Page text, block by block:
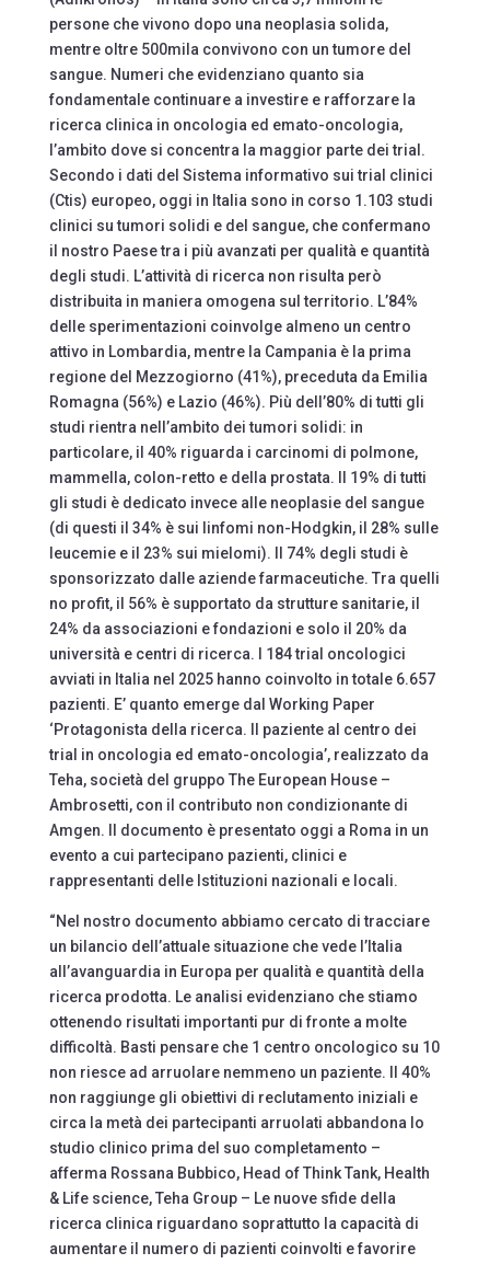
persone che vivono dopo una neoplasia solida,
mentre oltre 500mila convivono con un tumore del
sangue. Numeri che evidenziano quanto sia
fondamentale continuare a investire e rafforzare la
ricerca clinica in oncologia ed emato-oncologia,
l’ambito dove si concentra la maggior parte dei trial.
Secondo i dati del Sistema informativo sui trial clinici
(Ctis) europeo, oggi in Italia sono in corso 1.103 studi
clinici su tumori solidi e del sangue, che confermano
il nostro Paese tra i più avanzati per qualità e quantità
degli studi. L’attività di ricerca non risulta però
distribuita in maniera omogena sul territorio. L’84%
delle sperimentazioni coinvolge almeno un centro
attivo in Lombardia, mentre la Campania è la prima
regione del Mezzogiorno (41%), preceduta da Emilia
Romagna (56%) e Lazio (46%). Più dell’80% di tutti gli
studi rientra nell’ambito dei tumori solidi: in
particolare, il 40% riguarda i carcinomi di polmone,
mammella, colon-retto e della prostata. Il 19% di tutti
gli studi è dedicato invece alle neoplasie del sangue
(di questi il 34% è sui linfomi non-Hodgkin, il 28% sulle
leucemie e il 23% sui mielomi). Il 74% degli studi è
sponsorizzato dalle aziende farmaceutiche. Tra quelli
no profit, il 56% è supportato da strutture sanitarie, il
24% da associazioni e fondazioni e solo il 20% da
università e centri di ricerca. I 184 trial oncologici
avviati in Italia nel 2025 hanno coinvolto in totale 6.657
pazienti. E’ quanto emerge dal Working Paper
‘Protagonista della ricerca. Il paziente al centro dei
trial in oncologia ed emato-oncologia’, realizzato da
Teha, società del gruppo The European House –
Ambrosetti, con il contributo non condizionante di
Amgen. Il documento è presentato oggi a Roma in un
evento a cui partecipano pazienti, clinici e
rappresentanti delle Istituzioni nazionali e locali.
“Nel nostro documento abbiamo cercato di tracciare
un bilancio dell’attuale situazione che vede l’Italia
all’avanguardia in Europa per qualità e quantità della
ricerca prodotta. Le analisi evidenziano che stiamo
ottenendo risultati importanti pur di fronte a molte
difficoltà. Basti pensare che 1 centro oncologico su 10
non riesce ad arruolare nemmeno un paziente. Il 40%
non raggiunge gli obiettivi di reclutamento iniziali e
circa la metà dei partecipanti arruolati abbandona lo
studio clinico prima del suo completamento –
afferma Rossana Bubbico, Head of Think Tank, Health
& Life science, Teha Group – Le nuove sfide della
ricerca clinica riguardano soprattutto la capacità di
aumentare il numero di pazienti coinvolti e favorire